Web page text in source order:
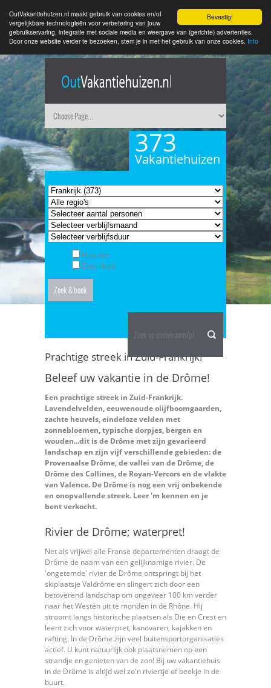
Bevestig!
OutVakantiehuizen.nl maakt gebruik van cookies en/of
vergelijkbare technologieën voor verbetering van jouw
gebruikservaring, integratie met sociale media en weergave van (gerichte) advertenties.
Door onze website verder te bezoeken, stem je in met het gebruik van onze cookies. Info
373
Vakantiehuizen
Huisdier
Zwembad
Prachtige streek in Zuid-Frankrijk!
Beleef uw vakantie in de Drôme!
Een prachtige streek in Zuid-Frankrijk.
Lavendelvelden, eeuwenoude olijfboomgaarden,
zachte heuvels, eindeloze velden met
zonnebloemen, typische dorpjes, bergen en
wouden...dit is de Drôme met zijn gevarieerd
landschap en zijn vijf verschillende gebieden: de
Provenaalse Drôme, de vallei van de Drôme, de
Drôme des Collines, de Royan-Vercors en de vlakte
van Valence. De Drôme is nog een vrij onbekende
en onopvallende streek. Leer 'm kennen en je
bent verkocht.
Rivier de Drôme; waterpret!
Net als vrijwel alle Franse departementen draagt de
Drôme de naam van een gelijknamige rivier. De
'ongetemde' rivier de Drôme ontspringt bij het
skiplaatsje Valdrôme en slingert zich door een
betoverend landschap om ongeveer 100 km verder
naar het Westen uit te monden in de Rhône. Hij
stroomt langs historische plaatsen als Die en Crest en
leent zich voor waterpret, kanovaren, kajakken en
rafting. In de Drôme zijn veel buitensportorganisaties
actief. U kunt natuurlijk ook plaatsnemen op een
strandje en genieten van de zon! Bij uw vakantiehuis
in de Drôme is altijd wel zo'n riviertje of beekje in de
buurt.